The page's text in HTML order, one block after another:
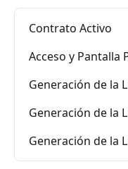
Contrato Activo
Acceso y Pantalla
Generación de la
Generación de la
Generación de la